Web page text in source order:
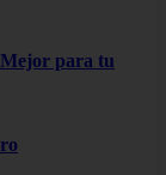
para tu